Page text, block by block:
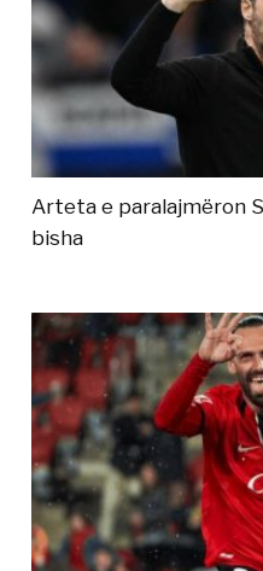
Arteta e paralajmëron
bisha